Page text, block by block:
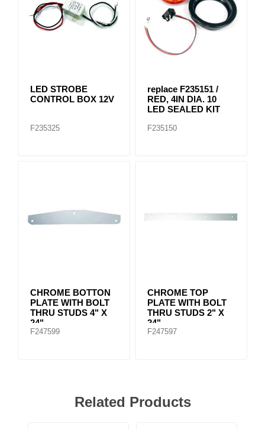
LED STROBE
CONTROL BOX 12V
F235325
replace F235151 /
RED, 4IN DIA. 10
LED SEALED KIT
F235150
CHROME BOTTON
PLATE WITH BOLT
THRU STUDS 4" X
24"
F247599
CHROME TOP
PLATE WITH BOLT
THRU STUDS 2" X
24"
F247597
Related Products